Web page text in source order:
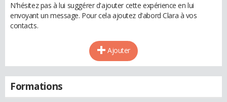
N'hésitez pas à lui suggérer d'ajouter cette expérience en lui
envoyant un message. Pour cela ajoutez d'abord Clara à vos
contacts.
Ajouter
Formations